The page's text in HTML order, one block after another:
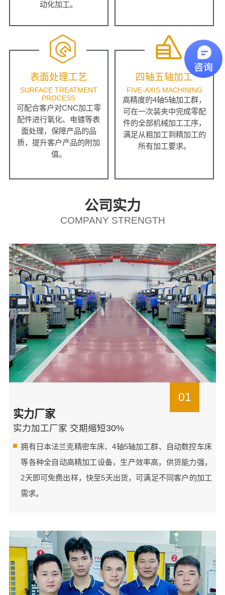
动化加工。
表面处理工艺
SURFACE TREATMENT
PROCESS
可配合客户对CNC加工零
配件进行氧化、电镀等表
面处理，保障产品的品
质，提升客户产品的附加
值。
四轴五轴加工
FIVE-AXIS MACHINING
高精度的4轴5轴加工群，
可在一次装夹中完成零配
件的全部机械加工工序，
满足从粗加工到精加工的
所有加工要求。
公司实力
COMPANY STRENGTH
01
实力厂家
实力加工厂家 交期缩短30%
拥有日本法兰克精密车床、4轴5轴加工群、自动数控车床
等各种全自动高精加工设备，生产效率高，供货能力强，
2天即可免费出样，快至5天出货，可满足不同客户的加工
需求。